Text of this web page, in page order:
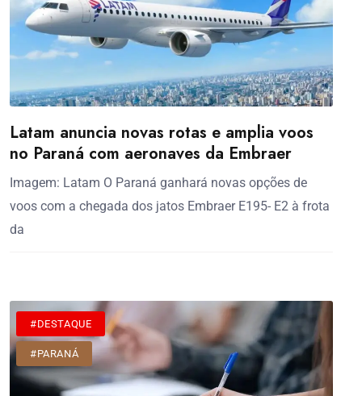
Latam anuncia novas rotas e amplia voos
no Paraná com aeronaves da Embraer
Imagem: Latam O Paraná ganhará novas opções de
voos com a chegada dos jatos Embraer E195- E2 à frota
da
#DESTAQUE
#PARANÁ